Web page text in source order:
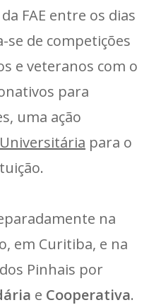
FAE entre os dias
se de competições
e veteranos com o
para
uma ação
para o
na
em Curitiba, e na
dos Pinhais por
e Cooperativa.